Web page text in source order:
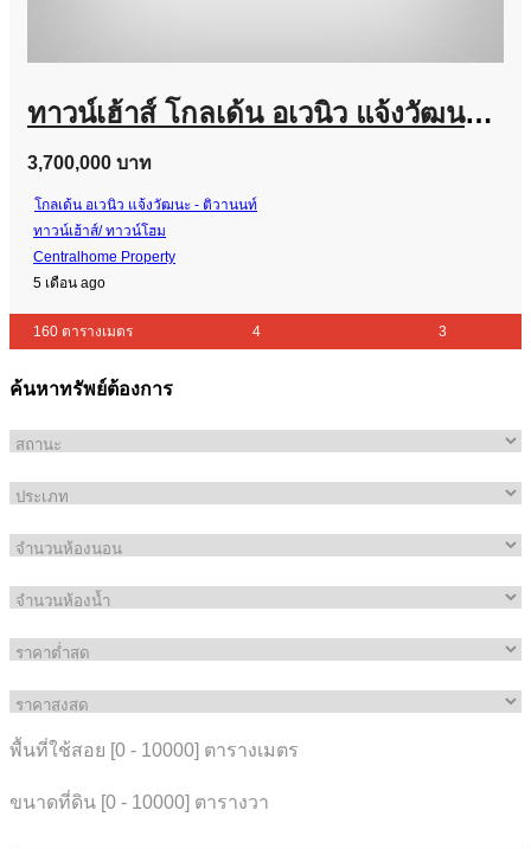
ทาวน์เฮ้าส์ โกลเด้น อเวนิว แจ้งวัฒนะ – ติวานนท์ หลังมุม เฟอร์ครบ พร้อมอยู่
3,700,000 บาท
โกลเด้น อเวนิว แจ้งวัฒนะ - ติวานนท์
ทาวน์เฮ้าส์/ ทาวน์โฮม
Centralhome Property
5 เดือน ago
160 ตารางเมตร 4 3
ค้นหาทรัพย์ต้องการ
พื้นที่ใช้สอย [0 - 10000] ตารางเมตร
ขนาดที่ดิน [0 - 10000] ตารางวา